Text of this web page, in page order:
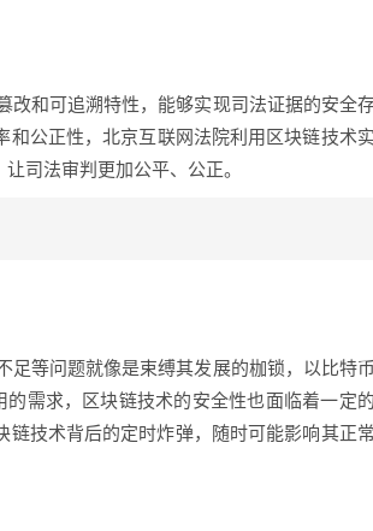
改和可追溯特性，能够实现司法证据的安全
公正性，北京互联网法院利用区块链技术实
司法审判更加公平、公正。
足等问题就像是束缚其发展的枷锁，以比特币
需求，区块链技术的安全性也面临着一定的
技术背后的定时炸弹，随时可能影响其正常